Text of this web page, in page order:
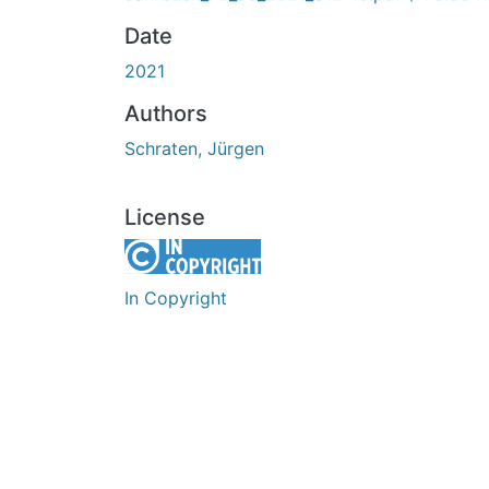
Date
2021
Authors
Schraten, Jürgen
License
In Copyright